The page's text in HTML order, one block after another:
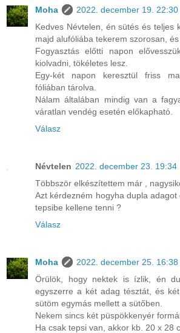
Moha
2022. december 19. 22:30
Kedves Névtelen, én sütés és teljes
majd alufóliába tekerem szorosan,
Fogyasztás előtti napon
kiolvadni, tökéletes lesz.
Egy-két napon keresztül friss
fóliában tárolva.
Nálam általában mindig van a
váratlan vendég esetén előkapható.
Válasz
Névtelen 2022. december 23. 19:34
Többször elkészítettem már ,
Azt kérdezném hogyha dupla
tepsibe kellene tenni ?
Válasz
Moha
2022. december 25. 16:38
Örülök, hogy nektek is ízlik, én
egyszerre a két adag tésztát, és
sütöm egymás mellett a sütőben.
Nekem sincs két püspökkenyér
Ha csak tepsi van, akkor kb. 20 x 28